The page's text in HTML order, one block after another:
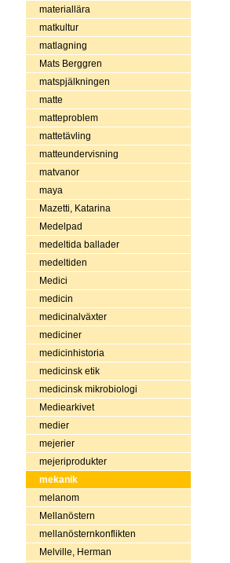
materiallära
matkultur
matlagning
Mats Berggren
matspjälkningen
matte
matteproblem
mattetävling
matteundervisning
matvanor
maya
Mazetti, Katarina
Medelpad
medeltida ballader
medeltiden
Medici
medicin
medicinalväxter
mediciner
medicinhistoria
medicinsk etik
medicinsk mikrobiologi
Mediearkivet
medier
mejerier
mejeriprodukter
mekanik
melanom
Mellanöstern
mellanösternkonflikten
Melville, Herman